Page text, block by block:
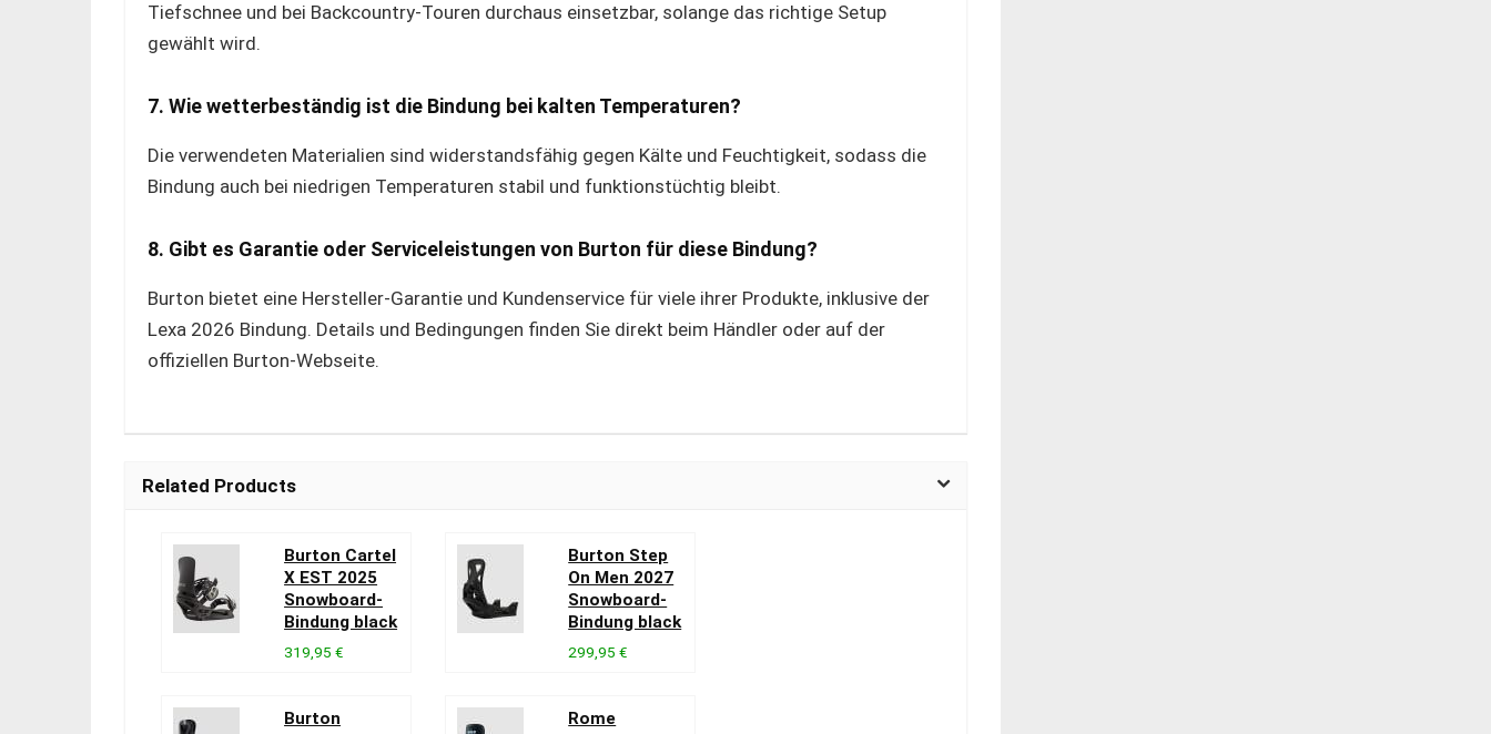
Tiefschnee und bei Backcountry-Touren durchaus einsetzbar, solange das richtige Setup
gewählt wird.
7. Wie wetterbeständig ist die Bindung bei kalten Temperaturen?
Die verwendeten Materialien sind widerstandsfähig gegen Kälte und Feuchtigkeit, sodass die
Bindung auch bei niedrigen Temperaturen stabil und funktionstüchtig bleibt.
8. Gibt es Garantie oder Serviceleistungen von Burton für diese Bindung?
Burton bietet eine Hersteller-Garantie und Kundenservice für viele ihrer Produkte, inklusive der
Lexa 2026 Bindung. Details und Bedingungen finden Sie direkt beim Händler oder auf der
offiziellen Burton-Webseite.
Related Products
Burton Cartel
X EST 2025
Snowboard-
Bindung black
319,95 €
Burton Step
On Men 2027
Snowboard-
Bindung black
299,95 €
Burton
Rome